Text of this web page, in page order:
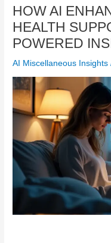
HOW AI
HEALTH
POWERED
AI Miscellaneous Insights